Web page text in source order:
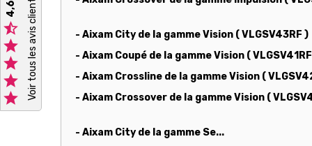




 Voir tous les avis clients
- Aixam City de la gamme Vision ( VLGSV43RF )
- Aixam Coupé de la gamme Vision (
- Aixam Crossline de la gamme Vision (
- Aixam Crossover de la gamme Vision (
- Aixam City de la gamme Se...